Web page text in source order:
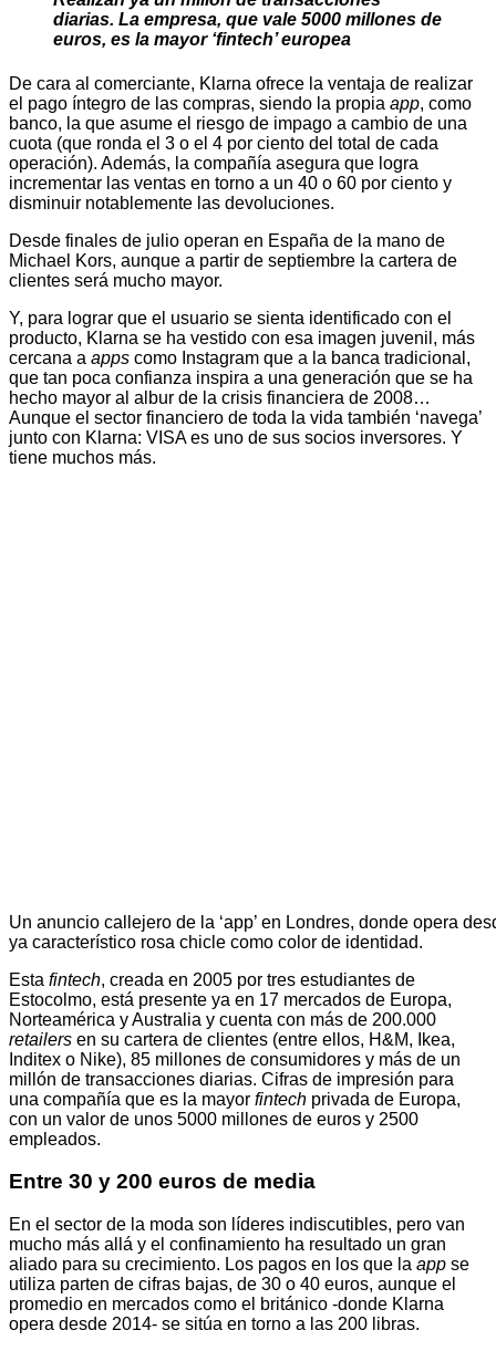
diarias. La empresa, que vale 5000 millones de
euros, es la mayor ‘fintech’ europea
De cara al comerciante, Klarna ofrece la ventaja de realizar
el pago íntegro de las compras, siendo la propia app, como
banco, la que asume el riesgo de impago a cambio de una
cuota (que ronda el 3 o el 4 por ciento del total de cada
operación). Además, la compañía asegura que logra
incrementar las ventas en torno a un 40 o 60 por ciento y
disminuir notablemente las devoluciones.
Desde finales de julio operan en España de la mano de
Michael Kors, aunque a partir de septiembre la cartera de
clientes será mucho mayor.
Y, para lograr que el usuario se sienta identificado con el
producto, Klarna se ha vestido con esa imagen juvenil, más
cercana a apps como Instagram que a la banca tradicional,
que tan poca confianza inspira a una generación que se ha
hecho mayor al albur de la crisis financiera de 2008…
Aunque el sector financiero de toda la vida también ‘navega’
junto con Klarna: VISA es uno de sus socios inversores. Y
tiene muchos más.
Un anuncio callejero de la ‘app’ en Londres, donde opera
ya característico rosa chicle como color de identidad.
Esta fintech, creada en 2005 por tres estudiantes de
Estocolmo, está presente ya en 17 mercados de Europa,
Norteamérica y Australia y cuenta con más de 200.000
retailers en su cartera de clientes (entre ellos, H&M, Ikea,
Inditex o Nike), 85 millones de consumidores y más de un
millón de transacciones diarias. Cifras de impresión para
una compañía que es la mayor fintech privada de Europa,
con un valor de unos 5000 millones de euros y 2500
empleados.
Entre 30 y 200 euros de media
En el sector de la moda son líderes indiscutibles, pero van
mucho más allá y el confinamiento ha resultado un gran
aliado para su crecimiento. Los pagos en los que la app se
utiliza parten de cifras bajas, de 30 o 40 euros, aunque el
promedio en mercados como el británico -donde Klarna
opera desde 2014- se sitúa en torno a las 200 libras.